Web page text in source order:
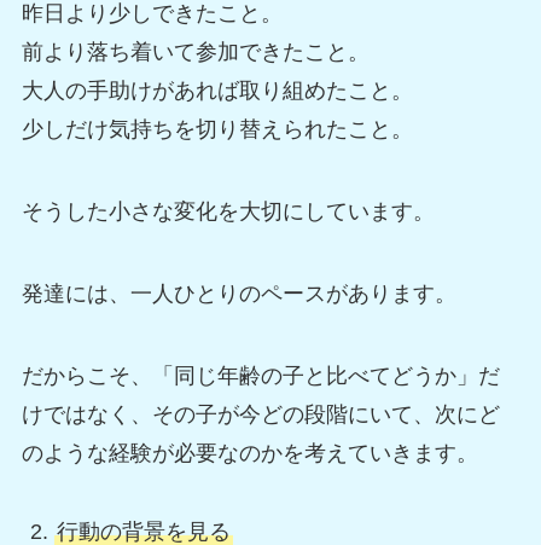
昨日より少しできたこと。
前より落ち着いて参加できたこと。
大人の手助けがあれば取り組めたこと。
少しだけ気持ちを切り替えられたこと。
そうした小さな変化を大切にしています。
発達には、一人ひとりのペースがあります。
だからこそ、「同じ年齢の子と比べてどうか」だ
けではなく、その子が今どの段階にいて、次にど
のような経験が必要なのかを考えていきます。
行動の背景を見る